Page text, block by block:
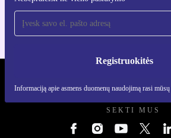
Registruokitės
Informaciją apie asmens duomenų naudojimą rasi mūsų
SEKTI MUS